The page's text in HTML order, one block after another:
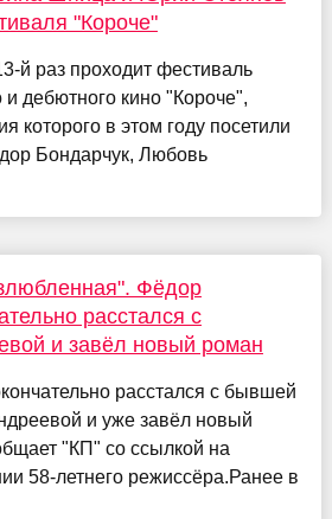
"Короче"
й раз проходит фестиваль
и дебютного кино "Короче",
которого в этом году посетили
Бондарчук, Любовь
Фёдор
расстался с
и завёл новый роман
расстался с бывшей
и уже завёл новый
"КП" со ссылкой на
58-летнего режиссёра.Ранее в